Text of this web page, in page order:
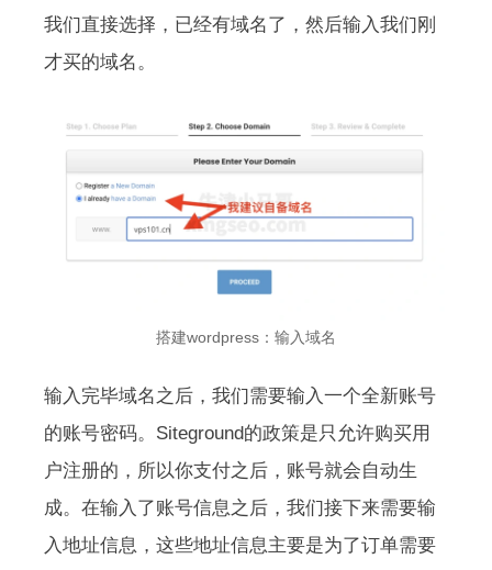
我们直接选择，已经有域名了，然后输入我们刚
才买的域名。
搭建wordpress：输入域名
输入完毕域名之后，我们需要输入一个全新账号
的账号密码。Siteground的政策是只允许购买用
户注册的，所以你支付之后，账号就会自动生
成。在输入了账号信息之后，我们接下来需要输
入地址信息，这些地址信息主要是为了订单需要